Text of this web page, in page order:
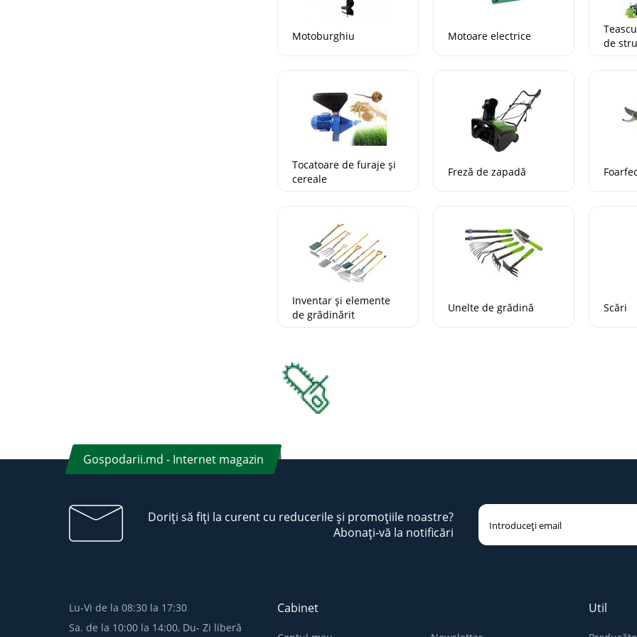
Motoburghiu Motoare electrice
de
Tocatoare de furaje și
cereale
Freză de zapadă
Inventar și elemente
de grădinărit
Unelte de grădină Scări
Gospodarii.md - Internet magazin
Doriți să fiți la curent cu reducerile și promoțiile noastre?
Abonați-vă la notificări
Lu-Vi de la 08:30 la 17:30
Sa. de la 10:00 la 14:00, Du- Zi liberă
Cabinet Util